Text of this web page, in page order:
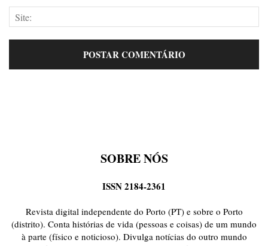
SOBRE NÓS
ISSN 2184-2361
Revista digital independente do Porto (PT) e sobre o Porto
(distrito). Conta histórias de vida (pessoas e coisas) de um mundo
à parte (físico e noticioso). Divulga notícias do outro mundo